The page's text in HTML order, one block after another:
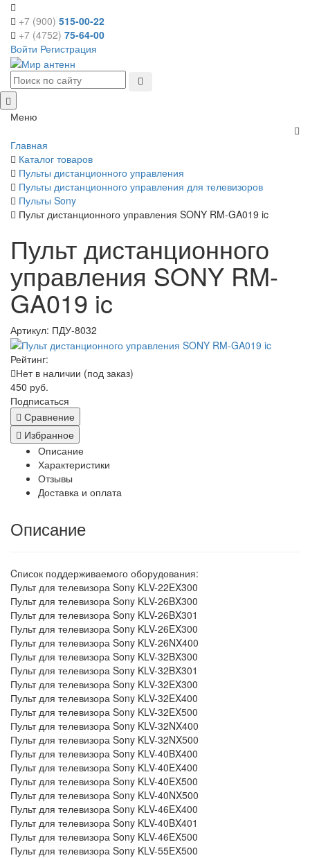
+7 (900) 515-00-22
+7 (4752) 75-64-00
Войти Регистрация
Меню
Главная
Каталог товаров
Пульты дистанционного управления
Пульты дистанционного управления для телевизоров
Пульты Sony
Пульт дистанционного управления SONY RM-GA019 ic
Пульт дистанционного
управления SONY RM-
GA019 ic
Артикул: ПДУ-8032
Рейтинг:
Нет в наличии (под заказ)
450 руб.
Подписаться
Сравнение
Избранное
Описание
Характеристики
Отзывы
Доставка и оплата
Описание
Cписок поддерживаемого оборудования:
Пульт для телевизора Sony KLV-22EX300
Пульт для телевизора Sony KLV-26BX300
Пульт для телевизора Sony KLV-26BX301
Пульт для телевизора Sony KLV-26EX300
Пульт для телевизора Sony KLV-26NX400
Пульт для телевизора Sony KLV-32BX300
Пульт для телевизора Sony KLV-32BX301
Пульт для телевизора Sony KLV-32EX300
Пульт для телевизора Sony KLV-32EX400
Пульт для телевизора Sony KLV-32EX500
Пульт для телевизора Sony KLV-32NX400
Пульт для телевизора Sony KLV-32NX500
Пульт для телевизора Sony KLV-40BX400
Пульт для телевизора Sony KLV-40EX400
Пульт для телевизора Sony KLV-40EX500
Пульт для телевизора Sony KLV-40NX500
Пульт для телевизора Sony KLV-46EX400
Пульт для телевизора Sony KLV-40BX401
Пульт для телевизора Sony KLV-46EX500
Пульт для телевизора Sony KLV-55EX500